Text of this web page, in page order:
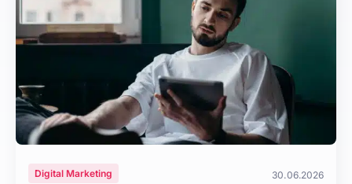
Digital Marketing 30.06.2026